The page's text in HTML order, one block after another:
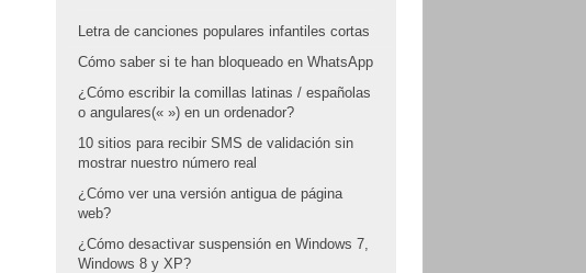
Letra de canciones populares infantiles cortas
Cómo saber si te han bloqueado en WhatsApp
¿Cómo escribir la comillas latinas / españolas
o angulares(« ») en un ordenador?
10 sitios para recibir SMS de validación sin
mostrar nuestro número real
¿Cómo ver una versión antigua de página
web?
¿Cómo desactivar suspensión en Windows 7,
Windows 8 y XP?